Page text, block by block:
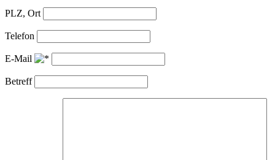
PLZ, Ort
Telefon
E-Mail
Betreff